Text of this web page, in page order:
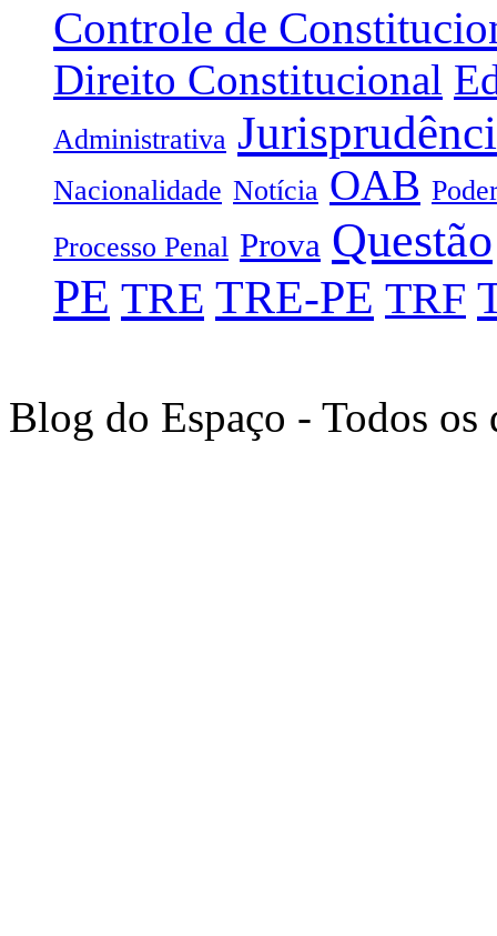
Controle de
Direito Constitucional
Administrativa
Nacionalidade Notícia OAB
Processo Penal Prova Questão
PE TRE TRE-PE TRF
Blog do Espaço - Todos